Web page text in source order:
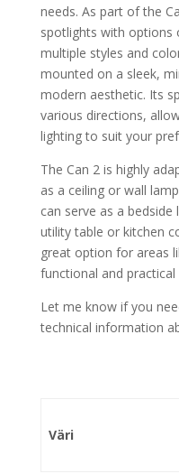
needs. As part of the
spotlights with options
multiple styles and
mounted on a sleek,
modern aesthetic. Its
various directions,
lighting to suit your
The Can 2 is highly
as a ceiling or wall
can serve as a
utility table or kitchen
great option for areas
functional and practical
Let me know if you
technical information
Väri